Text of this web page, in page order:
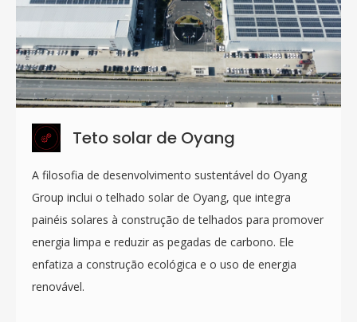
Teto solar de Oyang
A filosofia de desenvolvimento sustentável do Oyang
Group inclui o telhado solar de Oyang, que integra
painéis solares à construção de telhados para promover
energia limpa e reduzir as pegadas de carbono. Ele
enfatiza a construção ecológica e o uso de energia
renovável.